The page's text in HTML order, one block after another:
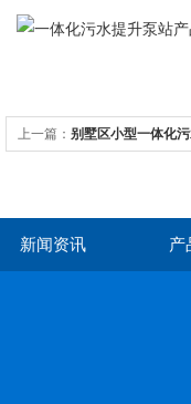
上一篇： 别墅区小型一体化
新闻资讯 产